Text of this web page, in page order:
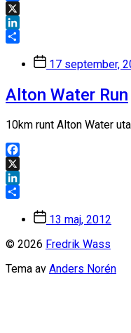
Facebook
X
LinkedIn
Inläggsdatum
17 september,
Alton Water Run
10km runt Alton Water
Facebook
X
LinkedIn
Inläggsdatum
13 maj, 2012
© 2026 Fredrik Wass
Tema av Anders Norén